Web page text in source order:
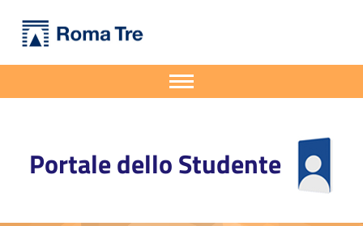
Art. 5 – Candidati con disabilità e con disturbi specifici dell’apprendimento (DSA) - Portale dello Studente
Portale dello Studente
Apri il menu secondario
Header info sidebar